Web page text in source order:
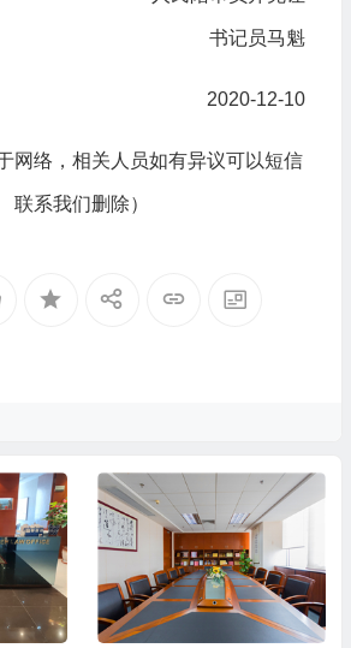
书记员马魁
2020-12-10
网络，相关人员如有异议可以短信
联系我们删除）